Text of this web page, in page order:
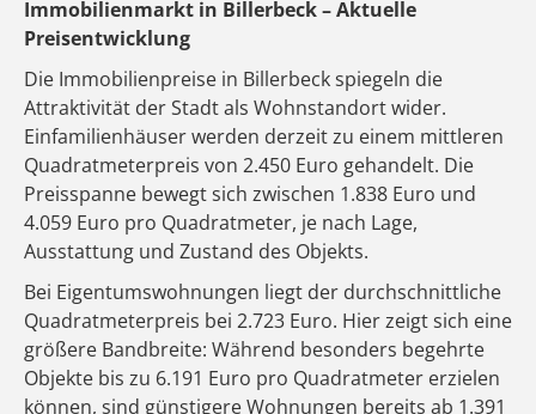
Immobilienmarkt in Billerbeck – Aktuelle
Preisentwicklung
Die Immobilienpreise in Billerbeck spiegeln die
Attraktivität der Stadt als Wohnstandort wider.
Einfamilienhäuser werden derzeit zu einem mittleren
Quadratmeterpreis von 2.450 Euro gehandelt. Die
Preisspanne bewegt sich zwischen 1.838 Euro und
4.059 Euro pro Quadratmeter, je nach Lage,
Ausstattung und Zustand des Objekts.
Bei Eigentumswohnungen liegt der durchschnittliche
Quadratmeterpreis bei 2.723 Euro. Hier zeigt sich eine
größere Bandbreite: Während besonders begehrte
Objekte bis zu 6.191 Euro pro Quadratmeter erzielen
können, sind günstigere Wohnungen bereits ab 1.391